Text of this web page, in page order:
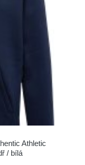
Athletic
/ bílá